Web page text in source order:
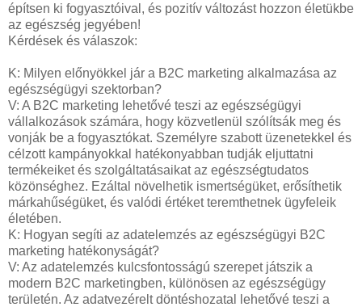
építsen ki fogyasztóival, és pozitív változást hozzon életükbe
az egészség jegyében!
Kérdések és válaszok:
K: Milyen előnyökkel jár a B2C marketing alkalmazása az
egészségügyi szektorban?
V: A B2C marketing lehetővé teszi az egészségügyi
vállalkozások számára, hogy közvetlenül szólítsák meg és
vonják be a fogyasztókat. Személyre szabott üzenetekkel és
célzott kampányokkal hatékonyabban tudják eljuttatni
termékeiket és szolgáltatásaikat az egészségtudatos
közönséghez. Ezáltal növelhetik ismertségüket, erősíthetik
márkahűségüket, és valódi értéket teremthetnek ügyfeleik
életében.
K: Hogyan segíti az adatelemzés az egészségügyi B2C
marketing hatékonyságát?
V: Az adatelemzés kulcsfontosságú szerepet játszik a
modern B2C marketingben, különösen az egészségügy
területén. Az adatvezérelt döntéshozatal lehetővé teszi a